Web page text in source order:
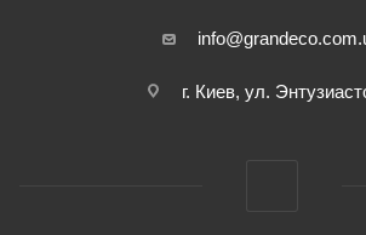
г. Киев, ул.